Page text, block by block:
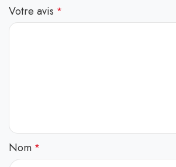
Votre avis *
Nom *